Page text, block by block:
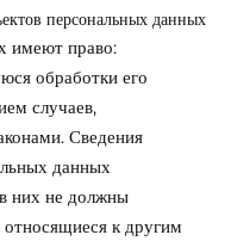
персональных данных
имеют право:
обработки его
случаев,
Сведения
данных
них не должны
к другим